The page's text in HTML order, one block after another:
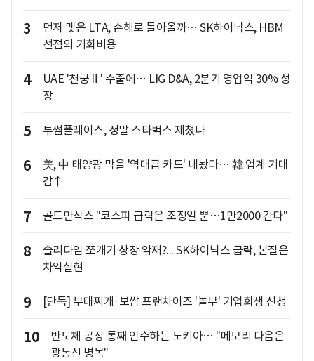
3
먼저 맺은 LTA, 손해로 돌아올까… SK하이닉스, HBM
선점의 기회비용
4
UAE '천궁Ⅱ' 수출에… LIG D&A, 2분기 영업익 30% 성
장
5 투썸플레이스, 정말 스타벅스 제쳤나
6
美, 中 태양광 막을 '역대급 카드' 내놨다… 韓 업계 기대
감↑
7 골드만삭스 "코스피 급락은 조정일 뿐…1만2000 간다"
8
솔리다임 쪼개기 상장 악재?... SK하이닉스 급락, 본질은
차익실현
9 [단독] 부대찌개·보쌈 프랜차이즈 '놀부' 기업회생 신청
10
반도체 공장 통째 인수하는 노키아… "메모리 다음은
광통신 병목"